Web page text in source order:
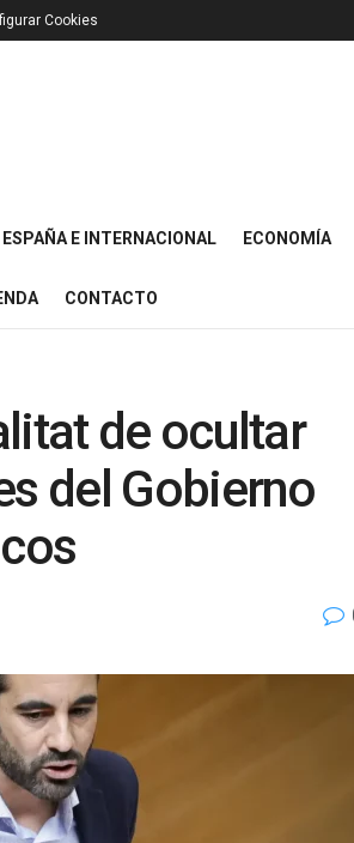
Cookies
ESPAÑA E INTERNACIONAL ECONOMÍA
CONTACTO
de ocultar
del Gobierno